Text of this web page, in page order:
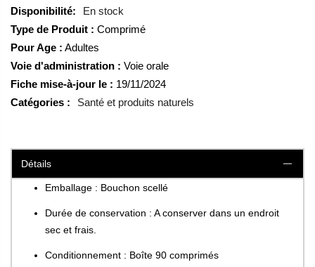
En stock
Type de Produit : Comprimé
Pour Age : Adultes
Voie d'administration : Voie orale
Fiche mise-à-jour le : 19/11/2024
Catégories :
Santé et produits naturels
Détails
Emballage : Bouchon scellé
Durée de conservation : A conserver dans un endroit
sec et frais.
Conditionnement : Boîte 90 comprimés